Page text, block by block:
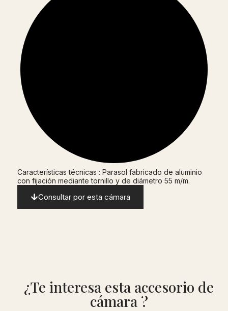
Características técnicas : Parasol fabricado de aluminio
con fijación mediante tornillo y de diámetro 55 m/m.
Consultar por esta cámara
¿Te interesa esta accesorio de
cámara ?